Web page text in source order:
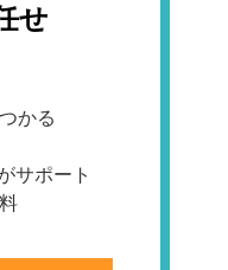
せ
かる
サポート